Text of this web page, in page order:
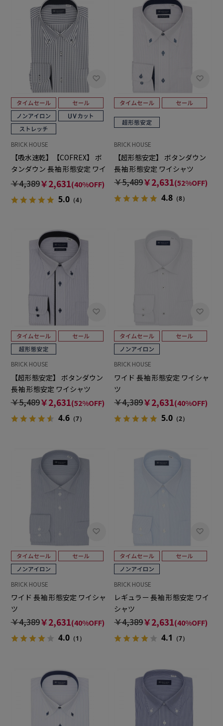
BRICK HOUSE
【吸水速乾】【COFREX】 ボ
タンダウン 長袖 形態安定 ワイ
シャツ
￥4,389￥2,631(40%OFF)
5.0（4）
BRICK HOUSE
【超形態安定】 ボタンダウン
長袖 形態安定 ワイシャツ
￥5,489￥2,631(52%OFF)
4.8 （8）
BRICK HOUSE
【超形態安定】 ボタンダウン
長袖 形態安定 ワイシャツ
￥5,489￥2,631(52%OFF)
4.6（7）
BRICK HOUSE
ワイド 長袖 形態安定 ワイシャ
ツ
￥4,389￥2,631(40%OFF)
5.0 （2）
BRICK HOUSE
ワイド 長袖 形態安定 ワイシャ
ツ
￥4,389￥2,631(40%OFF)
4.0（1）
BRICK HOUSE
レギュラー 長袖 形態安定 ワイ
シャツ
￥4,389￥2,631(40%OFF)
4.1 （7）